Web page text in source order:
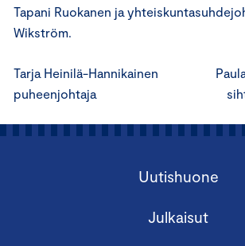
Tapani Ruokanen ja
Wikström.
Tarja Heinilä-Hannikainen Paula
puheenjohtaja
Uutishuone
Julkaisut